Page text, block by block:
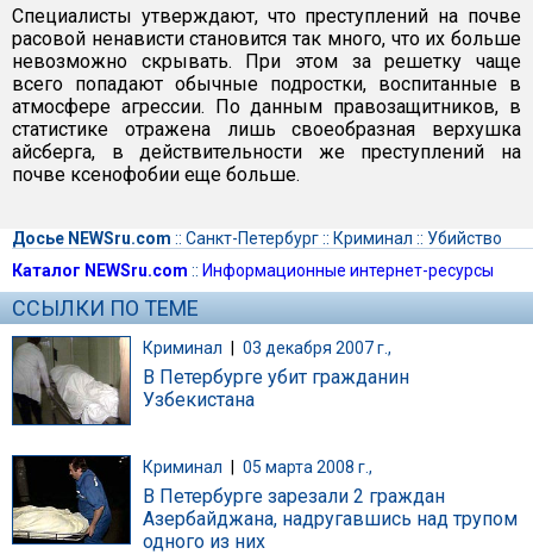
Специалисты утверждают, что преступлений на почве
расовой ненависти становится так много, что их больше
невозможно скрывать. При этом за решетку чаще
всего попадают обычные подростки, воспитанные в
атмосфере агрессии. По данным правозащитников, в
статистике отражена лишь своеобразная верхушка
айсберга, в действительности же преступлений на
почве ксенофобии еще больше.
Досье NEWSru.com :: Санкт-Петербург:: Криминал :: Убийство
Каталог NEWSru.com :: Информационные интернет-ресурсы
ССЫЛКИ ПО ТЕМЕ
Криминал | 03 декабря 2007 г.,
В Петербурге убит гражданин
Узбекистана
Криминал 05 марта 2008 г.,
В Петербурге зарезали 2 граждан
Азербайджана, надругавшись над трупом
одного из них